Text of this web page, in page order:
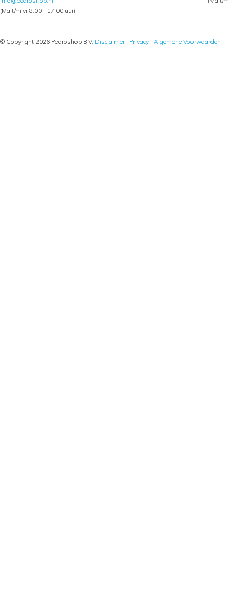
(Ma t/m vr 8.00 - 17.00 uur)
© Copyright 2026 Pedroshop B.V. Disclaimer| Privacy | Algemene Voorwaarden